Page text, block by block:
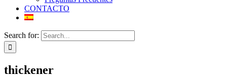
CONTACTO
Search for:
thickener